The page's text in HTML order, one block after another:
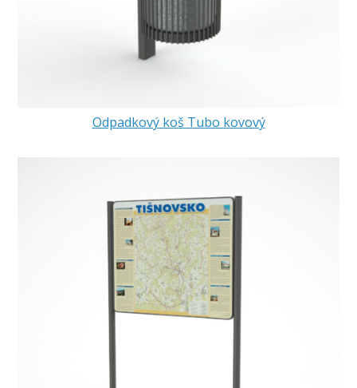
Odpadkový koš Tubo kovový